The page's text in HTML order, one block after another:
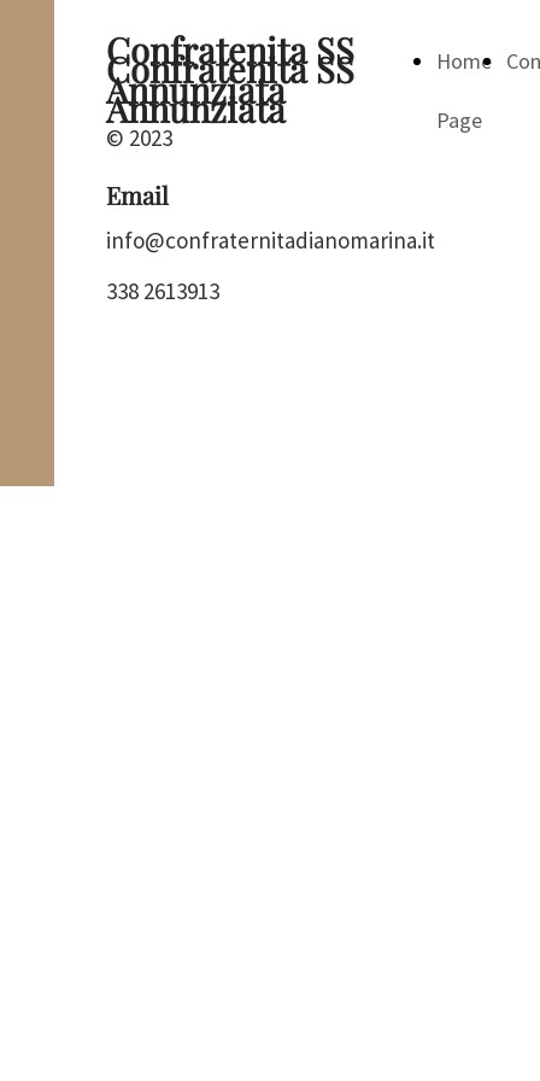
Home
Page
Confratenita SS
Annunziata
Confratenita SS
Annunziata
Email
info@confraternitadianomarina.it
© 2023
338 2613913